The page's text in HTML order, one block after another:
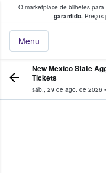
O marketplace de bilhetes
garantido.Preços
Menu
fãs
New Mexico State
Tickets
sáb., 29 de ago. de 2026 •